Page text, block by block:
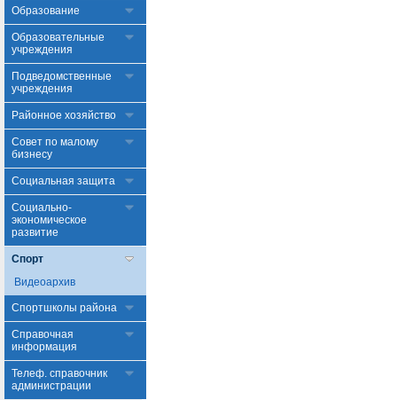
Образование
Образовательные
учреждения
Подведомственные
учреждения
Районное хозяйство
Совет по малому
бизнесу
Социальная защита
Социально-
экономическое
развитие
Спорт
Видеоархив
Спортшколы района
Справочная
информация
Телеф. справочник
администрации